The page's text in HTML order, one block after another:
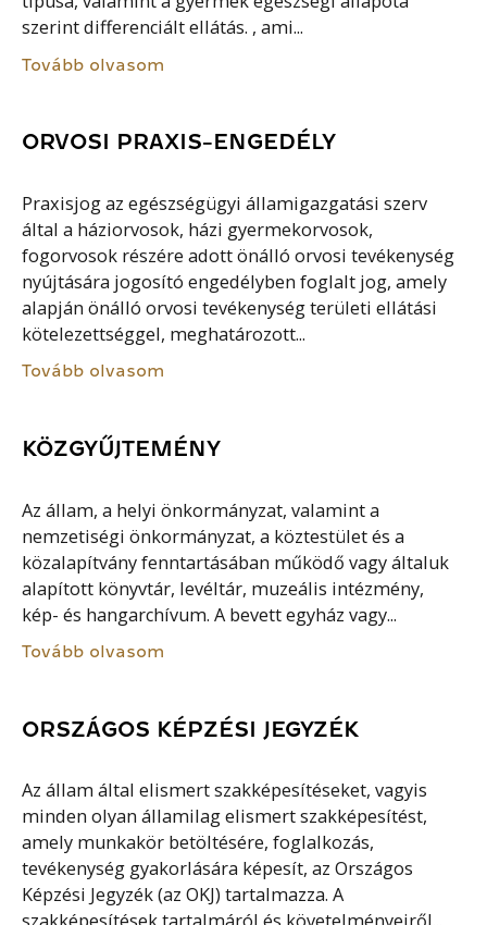
szerint differenciált ellátás. , ami...
Tovább olvasom
ORVOSI PRAXIS-ENGEDÉLY
Praxisjog az egészségügyi államigazgatási szerv
által a háziorvosok, házi gyermekorvosok,
fogorvosok részére adott önálló orvosi tevékenység
nyújtására jogosító engedélyben foglalt jog, amely
alapján önálló orvosi tevékenység területi ellátási
kötelezettséggel, meghatározott...
Tovább olvasom
KÖZGYŰJTEMÉNY
Az állam, a helyi önkormányzat, valamint a
nemzetiségi önkormányzat, a köztestület és a
közalapítvány fenntartásában működő vagy általuk
alapított könyvtár, levéltár, muzeális intézmény,
kép- és hangarchívum. A bevett egyház vagy...
Tovább olvasom
ORSZÁGOS KÉPZÉSI JEGYZÉK
Az állam által elismert szakképesítéseket, vagyis
minden olyan államilag elismert szakképesítést,
amely munkakör betöltésére, foglalkozás,
tevékenység gyakorlására képesít, az Országos
Képzési Jegyzék (az OKJ) tartalmazza. A